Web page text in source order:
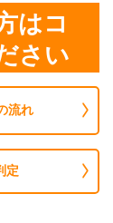
はコ
さい
流れ
定